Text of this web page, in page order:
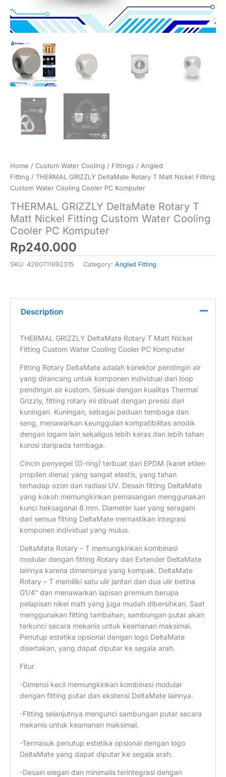
Home / Custom Water Cooling / Fittings / Angled
Fitting / THERMAL GRIZZLY DeltaMate Rotary T Matt Nickel Fitting
Custom Water Cooling Cooler PC Komputer
THERMAL GRIZZLY DeltaMate Rotary T
Matt Nickel Fitting Custom Water Cooling
Cooler PC Komputer
Rp240.000
SKU: 4260711992315 Category: Angled Fitting
Description
THERMAL GRIZZLY DeltaMate Rotary T Matt Nickel
Fitting Custom Water Cooling Cooler PC Komputer
Fitting Rotary DeltaMate adalah konektor pendingin air
yang dirancang untuk komponen individual dari loop
pendingin air kustom. Sesuai dengan kualitas Thermal
Grizzly, fitting rotary ini dibuat dengan presisi dari
kuningan. Kuningan, sebagai paduan tembaga dan
seng, menawarkan keunggulan kompatibilitas anodik
dengan logam lain sekaligus lebih keras dan lebih tahan
korosi daripada tembaga.
Cincin penyegel (O-ring) terbuat dari EPDM (karet etilen
propilen diena) yang sangat elastis, yang tahan
terhadap ozon dan radiasi UV. Desain fitting DeltaMate
yang kokoh memungkinkan pemasangan menggunakan
kunci heksagonal 8 mm. Diameter luar yang seragam
dari semua fitting DeltaMate memastikan integrasi
komponen individual yang mulus.
DeltaMate Rotary – T memungkinkan kombinasi
modular dengan fitting Rotary dan Extender DeltaMate
lainnya karena dimensinya yang kompak. DeltaMate
Rotary – T memiliki satu ulir jantan dan dua ulir betina
G1/4” dan menawarkan lapisan premium berupa
pelapisan nikel matt yang juga mudah dibersihkan. Saat
menggunakan fitting tambahan, sambungan putar akan
terkunci secara mekanis untuk keamanan maksimal.
Penutup estetika opsional dengan logo DeltaMate
disertakan, yang dapat diputar ke segala arah.
Fitur
-Dimensi kecil memungkinkan kombinasi modular
dengan fitting putar dan ekstensi DeltaMate lainnya.
-Fitting selanjutnya mengunci sambungan putar secara
mekanis untuk keamanan maksimal.
-Termasuk penutup estetika opsional dengan logo
DeltaMate yang dapat diputar ke segala arah.
-Desain elegan dan minimalis terintegrasi dengan